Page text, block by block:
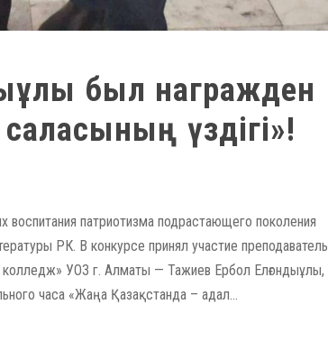
был награжден
үздігі»!
патриотизма подрастающего поколения
РК. В конкурсе принял участие преподаватель
УОЗ г. Алматы — Тажиев Ербол Елғондыұлы,
часа «Жаңа Қазақстанда – адал...